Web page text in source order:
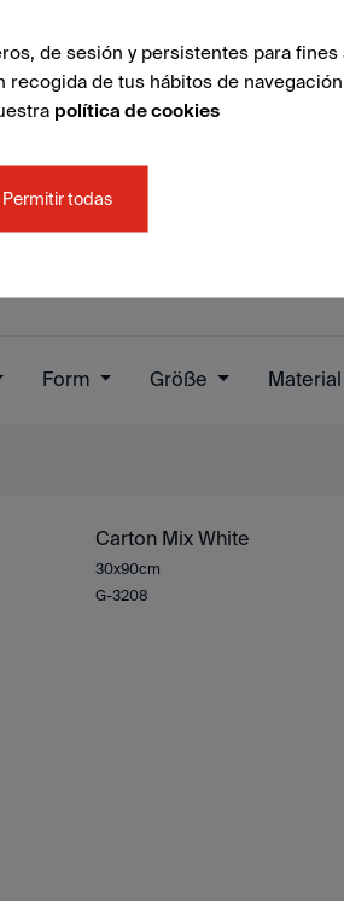
Form Größe Material
Carton Mix White
30x90cm
G-3208
de sesión y persistentes para
de tus hábitos de
política de cookies
Permitir todas